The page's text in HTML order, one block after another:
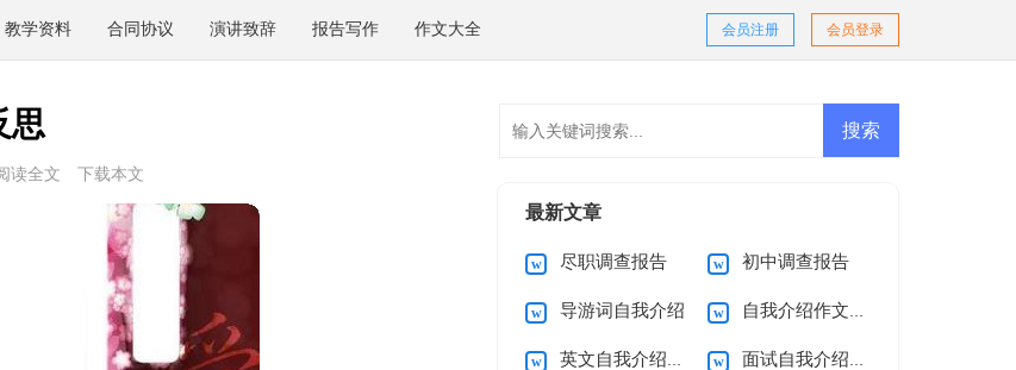
教学资料 合同协议 演讲致辞 报告写作 作文大全 会员登录
会员注册
思
读全文 下载本文
最新文章
尽职调查报告 初中调查报告
导游词自我介绍 自我介绍作文(15篇)
英文自我介绍(集锦15篇) 面试自我介绍合集15篇